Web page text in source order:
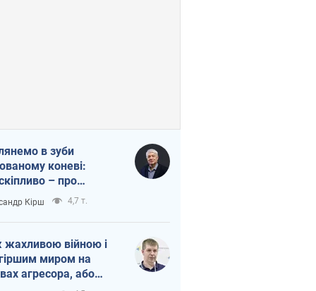
в зуби
коневі:
– про
Україні
Кірш 4,7 т.
жахливою війною і
миром на
агресора, або